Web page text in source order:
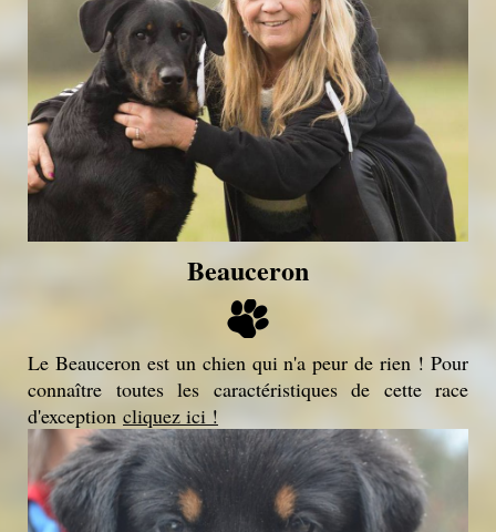
Beauceron
Le Beauceron est un chien qui n'a peur de rien ! Pour
connaître toutes les caractéristiques de cette race
d'exception cliquez ici !